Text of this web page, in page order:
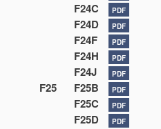
F24C PDF
F24D PDF
F24F PDF
F24H PDF
F24J PDF
F25 F25B PDF
F25C PDF
F25D PDF